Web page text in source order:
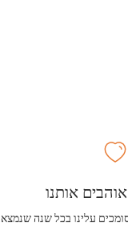
אותנו
סומכים עלינו בכל שנה שנמצא